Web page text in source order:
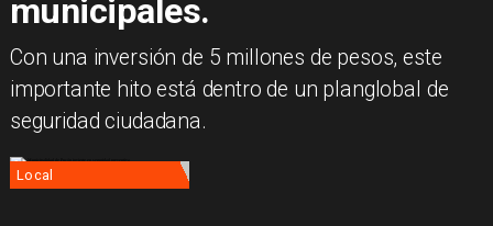
municipales.
Con una inversión de 5 millones de pesos, este
importante hito está dentro de un planglobal de
seguridad ciudadana.
Local